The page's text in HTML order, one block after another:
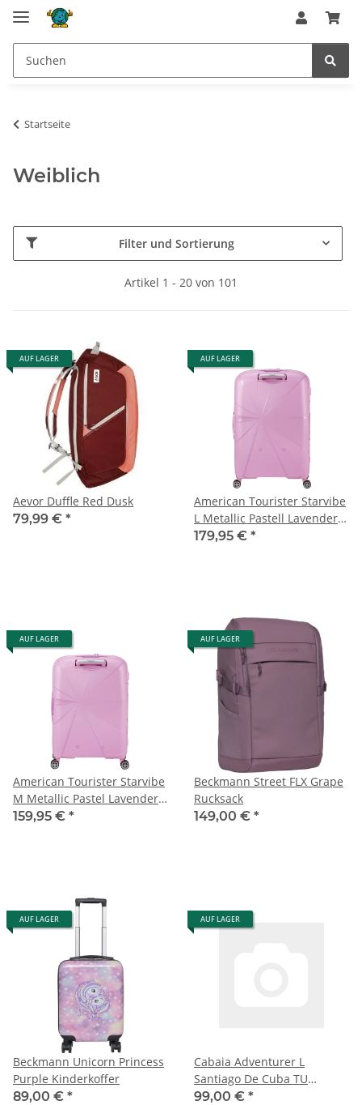
Startseite
Weiblich
Filter und Sortierung
Artikel 1 - 20 von 101
AUF LAGER
Aevor Duffle Red Dusk
79,99 € *
AUF LAGER
American Tourister Starvibe
L Metallic Pastell Lavender
Koffer
179,95 € *
AUF LAGER
American Tourister Starvibe
M Metallic Pastel Lavender
Koffer
159,95 € *
AUF LAGER
Beckmann Street FLX Grape
Rucksack
149,00 € *
AUF LAGER
Beckmann Unicorn Princess
Purple Kinderkoffer
89,00 € *
AUF LAGER
Cabaia Adventurer L
Santiago De Cuba TU
Rucksack CABA-442WGH-
99,00 € *